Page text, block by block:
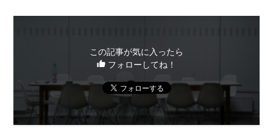
この記事が気に入ったら
フォローしてね！